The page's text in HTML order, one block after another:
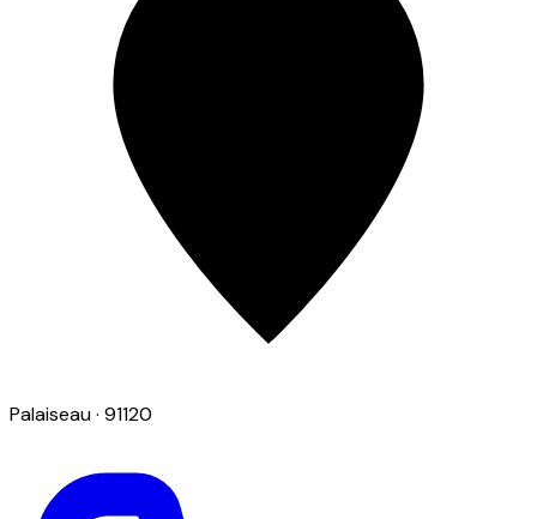
Palaiseau· 91120